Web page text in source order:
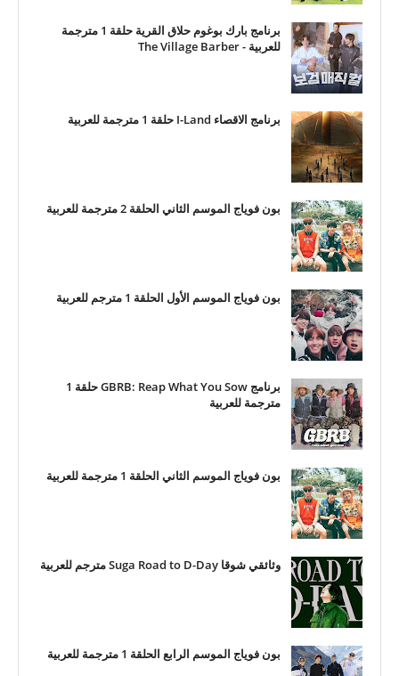
برنامج بارك بوغوم حلاق القرية حلقة 1 مترجمة
للعربية - The Village Barber
برنامج الاقصاء I-Land حلقة 1 مترجمة للعربية
بون فوياج الموسم الثاني الحلقة 2 مترجمة للعربية
بون فوياج الموسم الأول الحلقة 1 مترجم للعربية
برنامج GBRB: Reap What You Sow حلقة 1
مترجمة للعربية
بون فوياج الموسم الثاني الحلقة 1 مترجمة للعربية
وثائقي شوقا Suga Road to D-Day مترجم للعربية
بون فوياج الموسم الرابع الحلقة 1 مترجمة للعربية